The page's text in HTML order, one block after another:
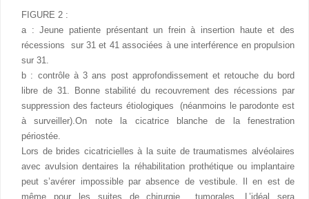
FIGURE 2 :
a : Jeune patiente présentant un frein à insertion haute et des
récessions sur 31 et 41 associées à une interférence en propulsion
sur 31.
b : contrôle à 3 ans post approfondissement et retouche du bord
libre de 31. Bonne stabilité du recouvrement des récessions par
suppression des facteurs étiologiques (néanmoins le parodonte est
à surveiller).On note la cicatrice blanche de la fenestration
périostée.
Lors de brides cicatricielles à la suite de traumatismes alvéolaires
avec avulsion dentaires la réhabilitation prothétique ou implantaire
peut s’avérer impossible par absence de vestibule. Il en est de
même pour les suites de chirurgie tumorales. L’idéal sera